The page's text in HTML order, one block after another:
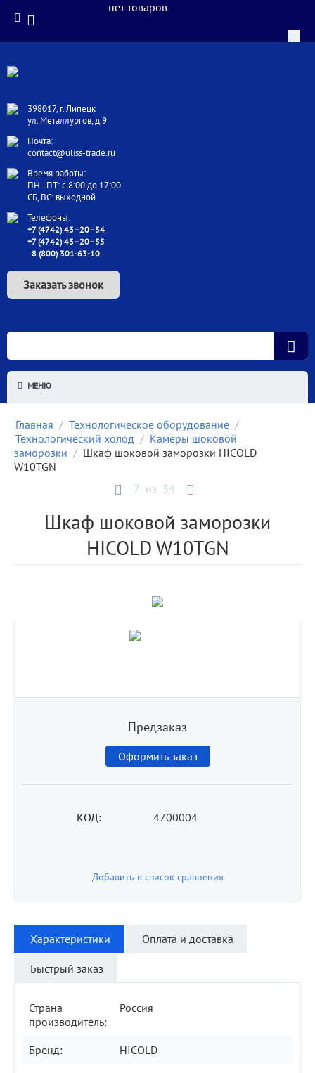
398017, г. Липецк
ул. Металлургов, д.9
Почта:
contact@uliss-trade.ru
Время работы:
ПН–ПТ: с 8:00 до 17:00
СБ, ВС: выходной
Телефоны:
+7 (4742) 43–20–54
+7 (4742) 43–20–55
8 (800) 301-63-10
Заказать звонок
нет товаров
МЕНЮ
Главная / Технологическое оборудование /
Технологический холод / Камеры шоковой
заморозки / Шкаф шоковой заморозки HICOLD
W10TGN
7 из 34
Шкаф шоковой заморозки
HICOLD W10TGN
Предзаказ
Оформить заказ
КОД: 4700004
Добавить в список сравнения
Характеристики Оплата и доставка
Быстрый заказ
Страна
производитель:
Россия
Бренд: HICOLD